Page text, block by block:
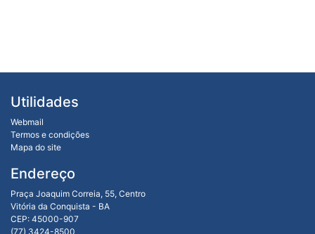
Utilidades
Webmail
Termos e condições
Mapa do site
Endereço
Praça Joaquim Correia, 55, Centro
Vitória da Conquista - BA
CEP: 45000-907
(77) 3424-8500